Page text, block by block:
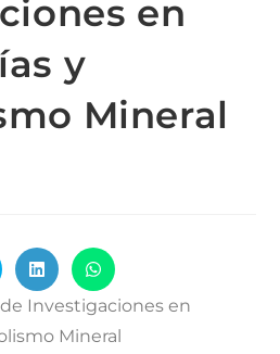
en
y
Mineral
Investigaciones en
Mineral